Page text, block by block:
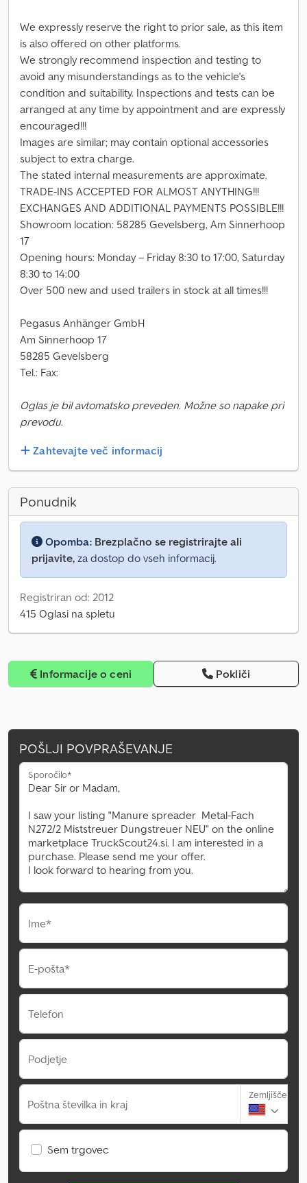
We expressly reserve the right to prior sale, as this item
is also offered on other platforms.
We strongly recommend inspection and testing to
avoid any misunderstandings as to the vehicle's
condition and suitability. Inspections and tests can be
arranged at any time by appointment and are expressly
encouraged!!!
Images are similar; may contain optional accessories
subject to extra charge.
The stated internal measurements are approximate.
TRADE-INS ACCEPTED FOR ALMOST ANYTHING!!!
EXCHANGES AND ADDITIONAL PAYMENTS POSSIBLE!!!
Showroom location: 58285 Gevelsberg, Am Sinnerhoop
17
Opening hours: Monday – Friday 8:30 to 17:00, Saturday
8:30 to 14:00
Over 500 new and used trailers in stock at all times!!!
Pegasus Anhänger GmbH
Am Sinnerhoop 17
58285 Gevelsberg
Tel.: Fax:
Oglas je bil avtomatsko preveden. Možne so napake pri
prevodu.
Zahtevajte več informacij
Ponudnik
Opomba: Brezplačno se registrirajte ali
prijavite, za dostop do vseh informacij.
Registriran od: 2012
415 Oglasi na spletu
Informacije o ceni Pokliči
POŠLJI POVPRAŠEVANJE
Sporočilo*
Ime*
E-pošta*
Telefon
Podjetje
Poštna številka in kraj
Zemljišče
Sem trgovec